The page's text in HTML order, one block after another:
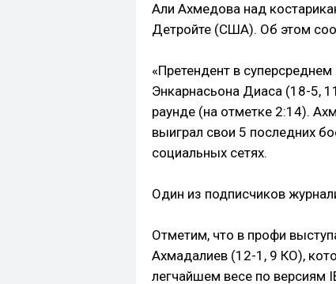
Али Ахмедова над
Детройте (США). Об этом
«Претендент в
Энкарнасьона Диаса (18-5,
раунде (на отметке 2:14).
выиграл свои 5 последних
социальных сетях.
Один из подписчиков
Отметим, что в профи
Ахмадалиев (12-1, 9 КО),
легчайшем весе по версиям